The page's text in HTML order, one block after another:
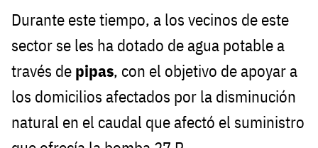
Durante este tiempo, a los vecinos de este
sector se les ha dotado de agua potable a
través de pipas, con el objetivo de apoyar a
los domicilios afectados por la disminución
natural en el caudal que afectó el suministro